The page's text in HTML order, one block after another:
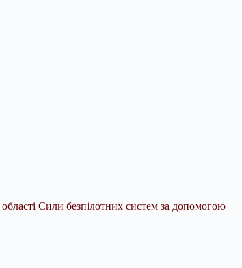
Сили безпілотних систем за допомогою